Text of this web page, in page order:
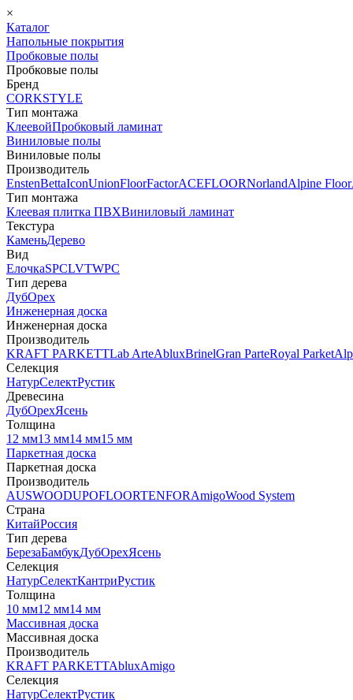
×
Каталог
Напольные покрытия
Пробковые полы
Пробковые полы
Бренд
CORKSTYLE
Тип монтажа
КлеевойПробковый ламинат
Виниловые полы
Виниловые полы
Производитель
EnstenBettaIconUnionFloorFactorACEFLOORNorlandAlpine Floor
Тип монтажа
Клеевая плитка ПВХВиниловый ламинат
Текстура
КаменьДерево
Вид
ЕлочкаSPCLVTWPC
Тип дерева
ДубОрех
Инженерная доска
Инженерная доска
Производитель
KRAFT PARKETTLab ArteAbluxBrinelGran ParteRoyal Parket
Селекция
НатурСелектРустик
Древесина
ДубОрехЯсень
Толщина
12 мм13 мм14 мм15 мм
Паркетная доска
Паркетная доска
Производитель
AUSWOODUPOFLOORTENFORAmigoWood System
Страна
КитайРоссия
Тип дерева
БерезаБамбукДубОрехЯсень
Селекция
НатурСелектКантриРустик
Толщина
10 мм12 мм14 мм
Массивная доска
Массивная доска
Производитель
KRAFT PARKETTAbluxAmigo
Селекция
НатурСелектРустик